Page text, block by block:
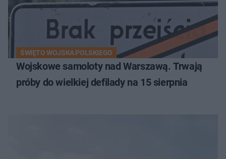
ŚWIĘTO WOJSKA POLSKIEGO
Wojskowe samoloty nad Warszawą. Trwają
próby do wielkiej defilady na 15 sierpnia